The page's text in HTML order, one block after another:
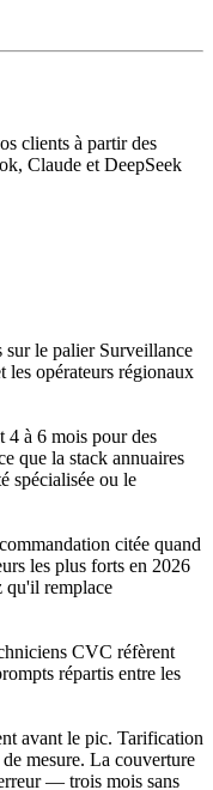
clients à partir des
Claude et DeepSeek
sur le palier Surveillance
opérateurs régionaux
4 à 6 mois pour des
que la stack annuaires
spécialisée ou le
citée quand
les plus forts en 2026
qu'il remplace
CVC réfèrent
répartis entre les
avant le pic. Tarification
mesure. La couverture
— trois mois sans